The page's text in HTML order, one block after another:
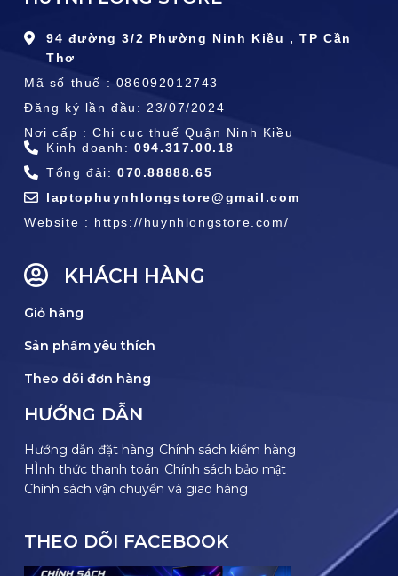
94 đường 3/2 Phường Ninh Kiều , TP Cần
Thơ
Mã số thuế : 086092012743
Đăng ký lần đầu: 23/07/2024
Nơi cấp : Chi cục thuế Quận Ninh Kiều
Kinh doanh:094.317.00.18
Tổng đài: 070.88888.65
laptophuynhlongstore@gmail.com
Website : https://huynhlongstore.com/
KHÁCH HÀNG
Giỏ hàng
Sản phẩm yêu thích
Theo dõi đơn hàng
HƯỚNG DẪN
Hướng dẫn đặt hàng Chính sách kiểm hàng
HÌnh thức thanh toán Chính sách bảo mật
Chính sách vận chuyển và giao hàng
THEO DÕI FACEBOOK